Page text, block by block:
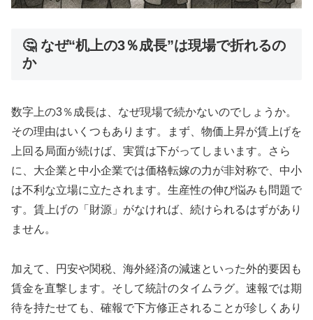
🤔 なぜ“机上の3％成長”は現場で折れるの
か
数字上の3％成長は、なぜ現場で続かないのでしょうか。
その理由はいくつもあります。まず、物価上昇が賃上げを
上回る局面が続けば、実質は下がってしまいます。さら
に、大企業と中小企業では価格転嫁の力が非対称で、中小
は不利な立場に立たされます。生産性の伸び悩みも問題で
す。賃上げの「財源」がなければ、続けられるはずがあり
ません。
加えて、円安や関税、海外経済の減速といった外的要因も
賃金を直撃します。そして統計のタイムラグ。速報では期
待を持たせても、確報で下方修正されることが珍しくあり